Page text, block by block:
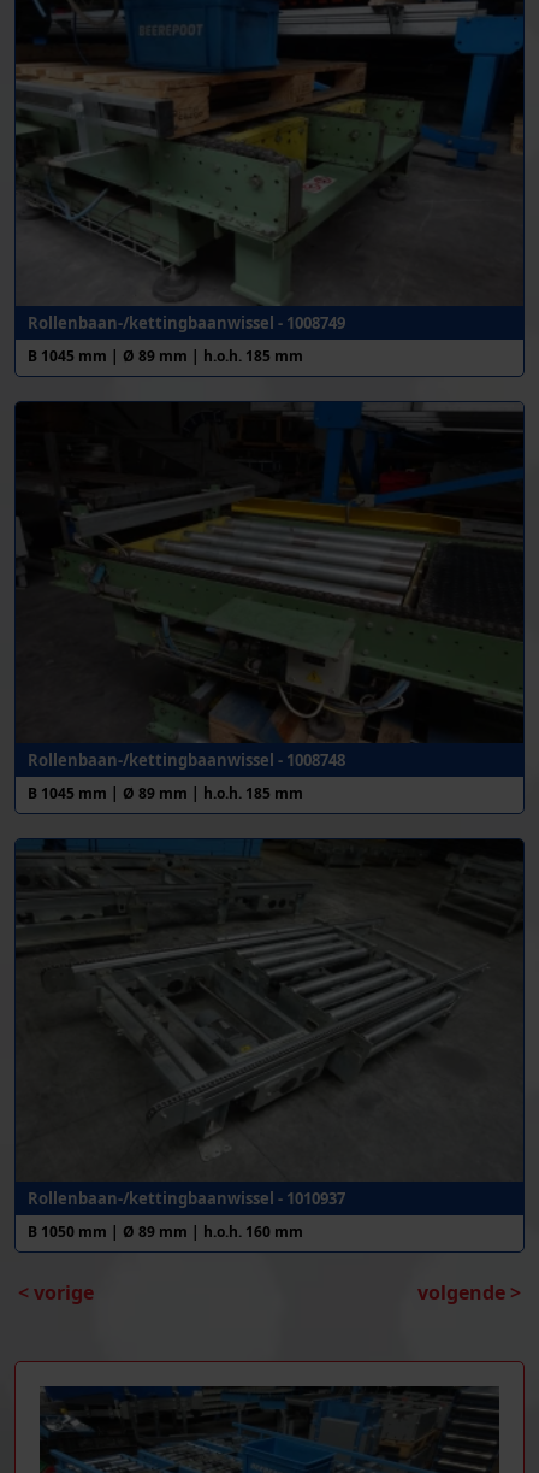
Rollenbaan-/kettingbaanwissel - 1008749
B 1045 mm | Ø 89 mm | h.o.h. 185 mm
Rollenbaan-/kettingbaanwissel - 1008748
B 1045 mm | Ø 89 mm | h.o.h. 185 mm
Rollenbaan-/kettingbaanwissel - 1010937
B 1050 mm | Ø 89 mm | h.o.h. 160 mm
< vorige volgende >